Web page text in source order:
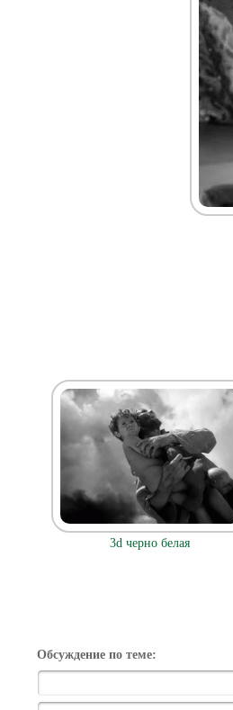
3d черно белая
Обсуждение по теме: